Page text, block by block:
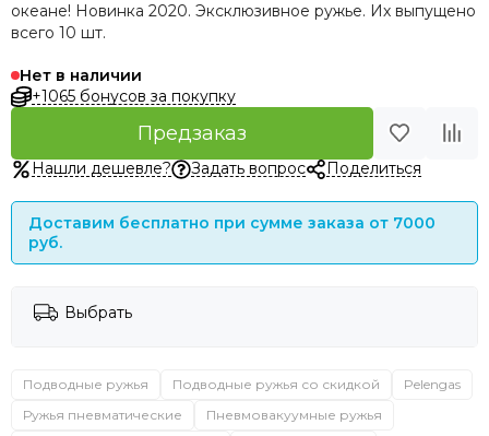
океане! Новинка 2020. Эксклюзивное ружье. Их выпущено
всего 10 шт.
Нет в наличии
+1065 бонусов за покупку
Предзаказ
Нашли дешевле? Задать вопрос Поделиться
Доставим бесплатно при сумме заказа от 7000
руб.
Выбрать
Подводные ружья Подводные ружья со скидкой
Pelengas
Ружья пневматические
Пневмовакуумные ружья